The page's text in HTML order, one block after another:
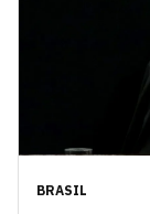
BRASIL